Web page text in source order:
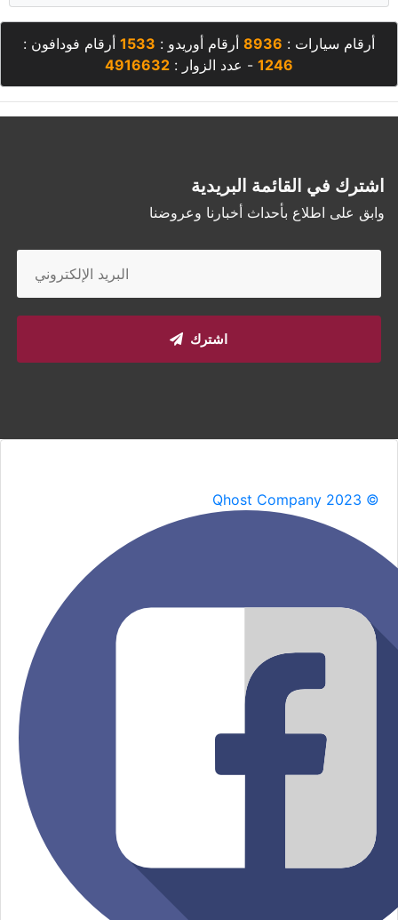
أرقام سيارات : 8936 أرقام أوريدو : 1533 أرقام فودافون :
1246 - عدد الزوار : 4916632
اشترك في القائمة البريدية
وابق على اطلاع بأحداث أخبارنا وعروضنا
اشترك
Qhost Company 2023 ©